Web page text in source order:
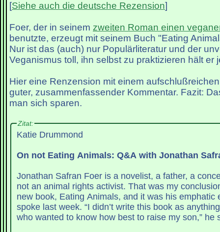
[Siehe auch die deutsche Rezension]
Foer, der in seinem zweiten Roman einen
benutzte, erzeugt mit seinem Buch "Eating
Nur ist das (auch) nur Populärliteratur und der
Veganismus toll, ihn selbst zu praktizieren hält er
Hier eine Renzension mit einem
guter, zusammenfassender Kommentar. Fazit:
man sich sparen.
Zitat:
Katie Drummond
On not Eating Animals: Q&A with Jonathan
Jonathan Safran Foer is a novelist, a father, a
not an animal rights activist. That was my
new book, Eating Animals, and it was his emphatic
spoke last week. “I didn’t write this book as
who wanted to know how best to raise my son,” he